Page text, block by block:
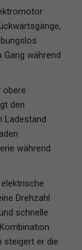
während
obere
den
Ladestand
während
Drehzahl
schnelle
steigert er die